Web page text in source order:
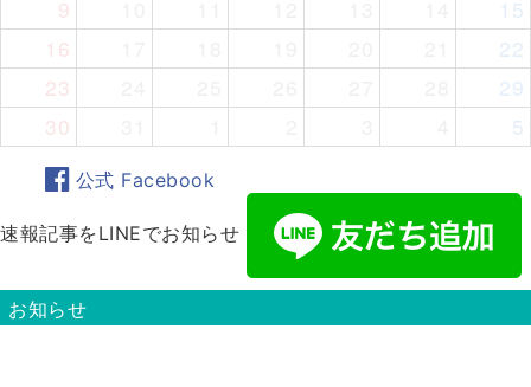
9
15
16
22
23
29
30
5
公式 Facebook
速報記事をLINEでお知らせ
お知らせ